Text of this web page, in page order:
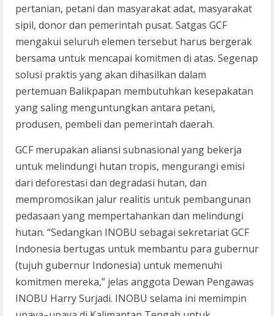
pertanian, petani dan masyarakat adat, masyarakat
sipil, donor dan pemerintah pusat. Satgas GCF
mengakui seluruh elemen tersebut harus bergerak
bersama untuk mencapai komitmen di atas. Segenap
solusi praktis yang akan dihasilkan dalam
pertemuan Balikpapan membutuhkan kesepakatan
yang saling menguntungkan antara petani,
produsen, pembeli dan pemerintah daerah.
GCF merupakan aliansi subnasional yang bekerja
untuk melindungi hutan tropis, mengurangi emisi
dari deforestasi dan degradasi hutan, dan
mempromosikan jalur realitis untuk pembangunan
pedasaan yang mempertahankan dan melindungi
hutan. “Sedangkan INOBU sebagai sekretariat GCF
Indonesia bertugas untuk membantu para gubernur
(tujuh gubernur Indonesia) untuk memenuhi
komitmen mereka,” jelas anggota Dewan Pengawas
INOBU Harry Surjadi. INOBU selama ini memimpin